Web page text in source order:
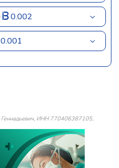
0.002
0.001
ИНН 770406387105,